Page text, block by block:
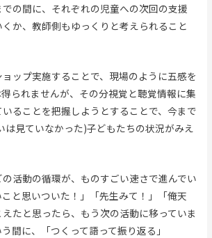
の間に、それぞれの児童への次回の支援
か、教師側もゆっくりと考えられること
ップ実施することで、現場のように五感を
られませんが、その分視覚と聴覚情報に集
ることを把握しようとすることで、今まで
は見ていなかった)子どもたちの状況がみえ
活動の循環が、ものすごい速さで進んでい
と思いついた！」「先生みて！」「俺天
たと思ったら、もう次の活動に移っていま
間に、「つくって語って振り返る」